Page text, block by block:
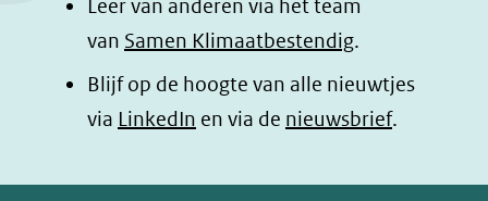
(opent
in
nieuw
venster)
naar
(opent
in
nieuw
venster)
naar
(opent
in
nieuw
venster)
naar
p
B
l
e
Leer van anderen via het team
van Samen Klimaatbestendig.
Blijf op de hoogte van alle nieuwtjes
via LinkedIn (opent
nieuw
en via de nieuwsbrief.